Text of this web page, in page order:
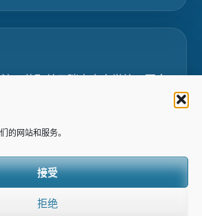
的网站和服务。
接受
拒绝
，获取关于瑞士寄宿学校、夏令
的定制化建议。.